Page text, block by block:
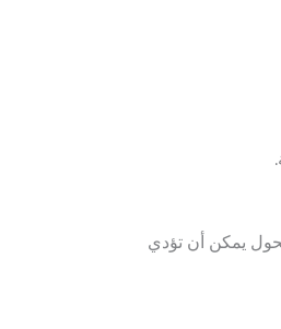
0.3 جرام. القيادة تحت تأثير الكحول يمكن أن تؤدي